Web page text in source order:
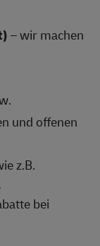
– wir machen
und offenen
z.B.
bei